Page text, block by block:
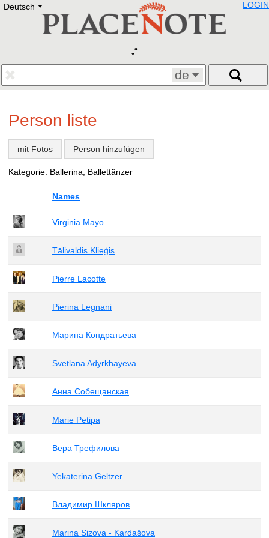
Deutsch E
Deutsch
Francais
Polski
Eestikeelne
LOGIN
de
Person liste
mit Fotos Person hinzufügen
Kategorie: Ballerina, Ballettänzer
Names
Virginia Mayo
Tālivaldis Klieģis
Pierre Lacotte
Pierina Legnani
Марина Кондратьева
Svetlana Adyrkhayeva
Анна Собещанская
Marie Petipa
Вера Трефилова
Yekaterina Geltzer
Владимир Шкляров
Marina Sizova - Kardašova